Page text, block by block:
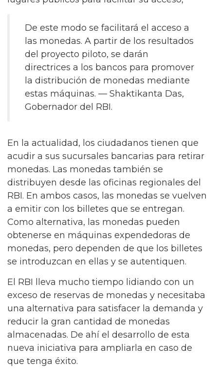
De este modo se facilitará el acceso a
las monedas. A partir de los resultados
del proyecto piloto, se darán
directrices a los bancos para promover
la distribución de monedas mediante
estas máquinas. — Shaktikanta Das,
Gobernador del RBI.
En la actualidad, los ciudadanos tienen que
acudir a sus sucursales bancarias para retirar
monedas. Las monedas también se
distribuyen desde las oficinas regionales del
RBI. En ambos casos, las monedas se vuelven
a emitir con los billetes que se entregan.
Como alternativa, las monedas pueden
obtenerse en máquinas expendedoras de
monedas, pero dependen de que los billetes
se introduzcan en ellas y se autentiquen.
El RBI lleva mucho tiempo lidiando con un
exceso de reservas de monedas y necesitaba
una alternativa para satisfacer la demanda y
reducir la gran cantidad de monedas
almacenadas. De ahí el desarrollo de esta
nueva iniciativa para ampliarla en caso de
que tenga éxito.